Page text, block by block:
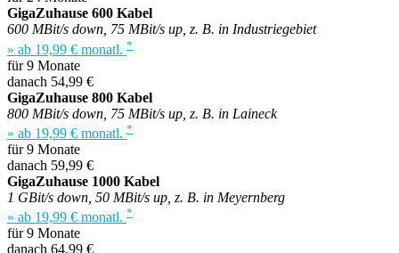
GigaZuhause 600 Kabel
600 MBit/s down, 75 MBit/s up, z. B. in Industriegebiet
» ab 19,99 € monatl. *
für 9 Monate
danach 54,99 €
GigaZuhause 800 Kabel
800 MBit/s down, 75 MBit/s up, z. B. in Laineck
» ab 19,99 € monatl. *
für 9 Monate
danach 59,99 €
GigaZuhause 1000 Kabel
1 GBit/s down, 50 MBit/s up, z. B. in Meyernberg
» ab 19,99 € monatl. *
für 9 Monate
danach 64,99 €